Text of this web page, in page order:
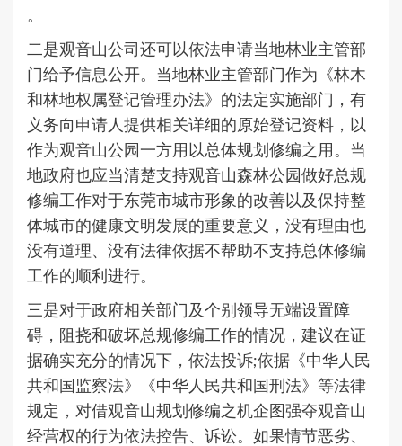
。
二是观音山公司还可以依法申请当地林业主管部
门给予信息公开。当地林业主管部门作为《林木
和林地权属登记管理办法》的法定实施部门，有
义务向申请人提供相关详细的原始登记资料，以
作为观音山公园一方用以总体规划修编之用。当
地政府也应当清楚支持观音山森林公园做好总规
修编工作对于东莞市城市形象的改善以及保持整
体城市的健康文明发展的重要意义，没有理由也
没有道理、没有法律依据不帮助不支持总体修编
工作的顺利进行。
三是对于政府相关部门及个别领导无端设置障
碍，阻挠和破坏总规修编工作的情况，建议在证
据确实充分的情况下，依法投诉;依据《中华人民
共和国监察法》《中华人民共和国刑法》等法律
规定，对借观音山规划修编之机企图强夺观音山
经营权的行为依法控告、诉讼。如果情节恶劣、